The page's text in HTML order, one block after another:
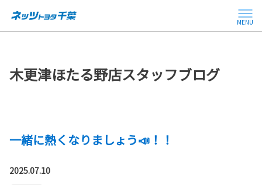
MENU
木更津ほたる野店スタッフブログ
一緒に熱くなりましょう📣！！
2025.07.10